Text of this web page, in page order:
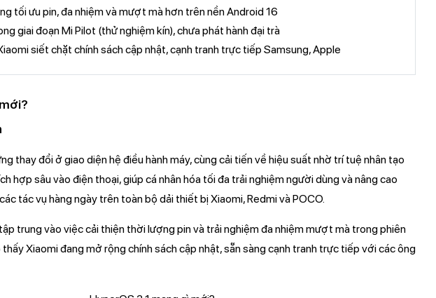
tối ưu pin, đa nhiệm và mượt mà hơn trên nền Android 16
giai đoạn Mi Pilot (thử nghiệm kín), chưa phát hành đại trà
siết chặt chính sách cập nhật, cạnh tranh trực tiếp Samsung, Apple
thay đổi ở giao diện hệ điều hành máy, cùng cải tiến về hiệu suất nhờ trí tuệ nhân tạo
hợp sâu vào điện thoại, giúp cá nhân hóa tối đa trải nghiệm người dùng và nâng cao
tác vụ hàng ngày trên toàn bộ dải thiết bị Xiaomi, Redmi và POCO.
trung vào việc cải thiện thời lượng pin và trải nghiệm đa nhiệm mượt mà trong phiên
Xiaomi đang mở rộng chính sách cập nhật, sẵn sàng cạnh tranh trực tiếp với các ông